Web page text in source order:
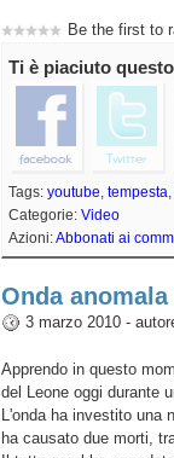
Be the first to
Ti è piaciuto
Tags: youtube tempesta
Categorie: Video
Azioni:Abbonati ai
Onda
3 marzo 2010 -
Apprendo in questo
del Leone oggi durante
L'onda ha investito una
ha causato due morti,